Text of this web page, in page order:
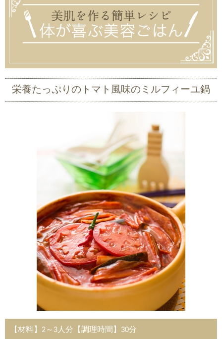
栄養たっぷりのトマト風味のミルフィーユ鍋
【材料】2～3人分【調理時間】30分